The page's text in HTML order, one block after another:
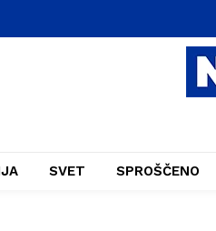
SVET SPROŠČENO